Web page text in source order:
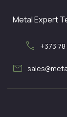
Metal Expert
call +373 78
mail